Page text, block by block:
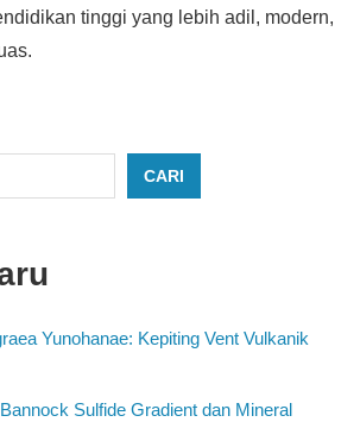
tinggi yang lebih adil, modern,
CARI
Yunohanae: Kepiting Vent Vulkanik
Sulfide Gradient dan Mineral